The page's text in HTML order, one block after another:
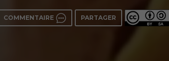
COMMENTAIRE PARTAGER